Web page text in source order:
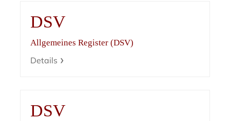
DSV
Allgemeines Register (DSV)
Details
DSV